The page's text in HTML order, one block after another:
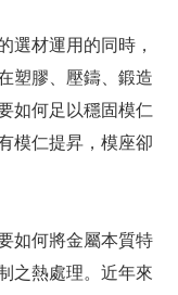
選材運用的同時，
塑膠、壓鑄、鍛造
如何足以穩固模仁
模仁提昇，模座卻
如何將金屬本質特
之熱處理。近年來